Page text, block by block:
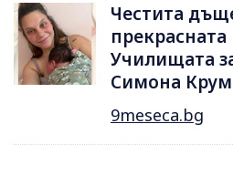
Честита
Училищата
Симона
9meseca.bg